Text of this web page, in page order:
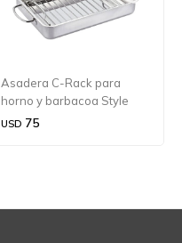
Asadera C-Rack para
horno y barbacoa Style
Kuchenprofi 34 cm.
USD 75